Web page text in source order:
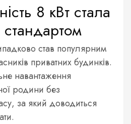
8 кВт стала
став популярним
приватних будинків.
навантаження
родини без
за який доводиться